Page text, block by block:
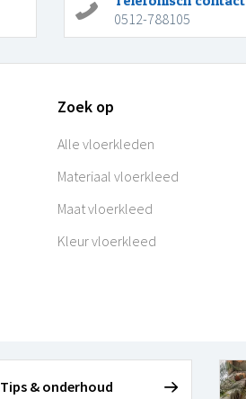
0512-788105
Zoek op
Alle vloerkleden
Materiaal vloerkleed
Maat vloerkleed
Kleur vloerkleed
Tips & onderhoud